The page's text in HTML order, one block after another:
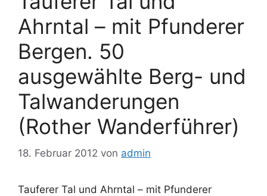
Ahrntal – mit Pfunderer
Bergen. 50
ausgewählte Berg- und
Talwanderungen
(Rother Wanderführer)
18. Februar 2012 von admin
Tauferer Tal und Ahrntal – mit Pfunderer